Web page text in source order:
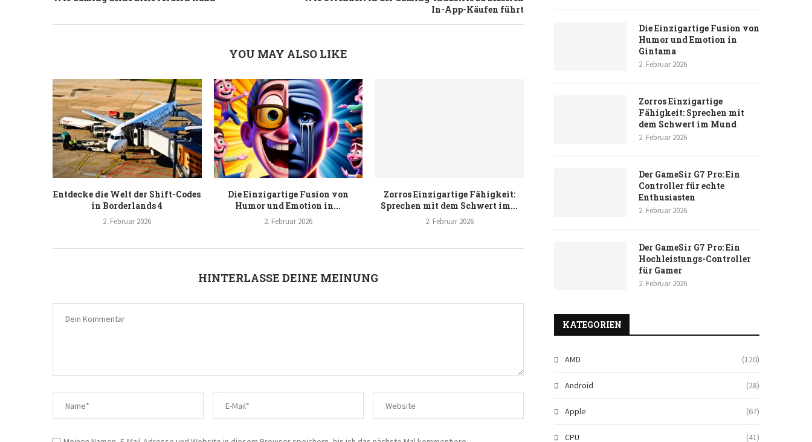
In-App-Käufen führt
YOU MAY ALSO LIKE
Entdecke die Welt der Shift-Codes
in Borderlands 4
2. Februar 2026
Die Einzigartige Fusion von
Humor und Emotion in...
2. Februar 2026
Zorros Einzigartige Fähigkeit:
Sprechen mit dem Schwert im...
2. Februar 2026
HINTERLASSE DEINE MEINUNG
Die Einzigartige Fusion von
Humor und Emotion in
Gintama
2. Februar 2026
Zorros Einzigartige
Fähigkeit: Sprechen mit
dem Schwert im Mund
2. Februar 2026
Der GameSir G7 Pro: Ein
Controller für echte
Enthusiasten
2. Februar 2026
Der GameSir G7 Pro: Ein
Hochleistungs-Controller
für Gamer
2. Februar 2026
KATEGORIEN
AMD (120)
Android (28)
Apple (67)
CPU (41)